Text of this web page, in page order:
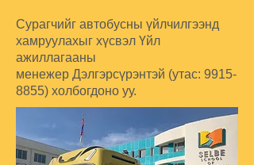
Сурагчийг автобусны үйлчилгээнд
хамруулахыг хүсвэл Үйл
ажиллагааны
менежер Дэлгэрсүрэнтэй (утас: 9915-
8855) холбогдоно уу.